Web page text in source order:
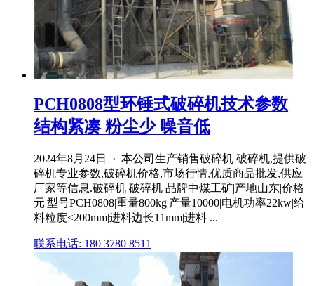
PCH0808型环锤式破碎机技术参数
结构紧凑 粉尘少 噪音低
2024年8月24日 · 本公司生产销售破碎机 破碎机,提供破
碎机专业参数,破碎机价格,市场行情,优质商品批发,供应
厂家等信息.破碎机 破碎机 品牌中煤工矿|产地山东|价格
元|型号PCH0808|重量800kg|产量10000|电机功率22kw|给
料粒度≤200mm|进料边长11mm|进料 ...
联系电话: 180 3780 8511